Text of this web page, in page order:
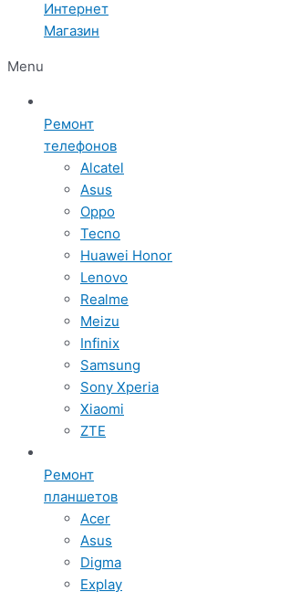
Интернет
Магазин
Menu
Ремонт
телефонов
Alcatel
Asus
Oppo
Tecno
Huawei Honor
Lenovo
Realme
Meizu
Infinix
Samsung
Sony Xperia
Xiaomi
ZTE
Ремонт
планшетов
Acer
Asus
Digma
Explay